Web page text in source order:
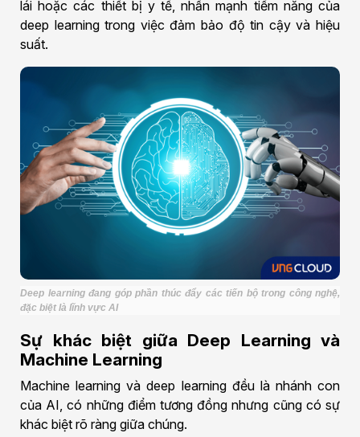
lái hoặc các thiết bị y tế, nhấn mạnh tiềm năng của
deep learning trong việc đảm bảo độ tin cậy và hiệu
suất.
Deep learning đang góp phần thúc đẩy các tiến bộ trong công nghệ,
đặc biệt là lĩnh vực AI
Sự khác biệt giữa Deep Learning và
Machine Learning
Machine learning và deep learning đều là nhánh con
của AI, có những điểm tương đồng nhưng cũng có sự
khác biệt rõ ràng giữa chúng.